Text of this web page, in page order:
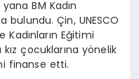
BM Kadın
bulundu. Çin, UNESCO
Kadınların Eğitimi
çocuklarına yönelik
finanse etti.